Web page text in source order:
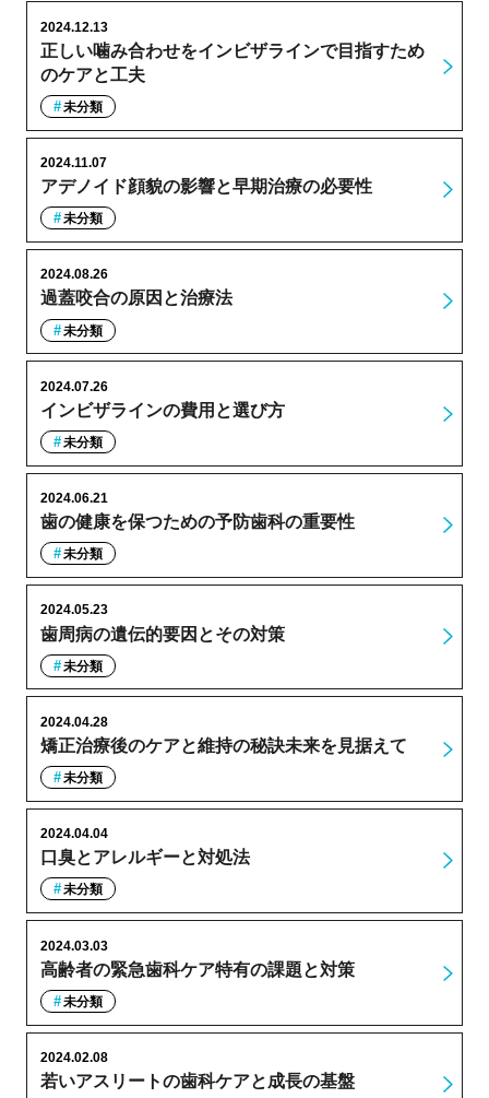
正しい噛み合わせをインビザラインで目指すため
のケアと工夫
2024.12.13
未分類
アデノイド顔貌の影響と早期治療の必要性
2024.11.07
未分類
過蓋咬合の原因と治療法
2024.08.26
未分類
インビザラインの費用と選び方
2024.07.26
未分類
歯の健康を保つための予防歯科の重要性
2024.06.21
未分類
歯周病の遺伝的要因とその対策
2024.05.23
未分類
矯正治療後のケアと維持の秘訣未来を見据えて
2024.04.28
未分類
口臭とアレルギーと対処法
2024.04.04
未分類
高齢者の緊急歯科ケア特有の課題と対策
2024.03.03
未分類
若いアスリートの歯科ケアと成長の基盤
2024.02.08